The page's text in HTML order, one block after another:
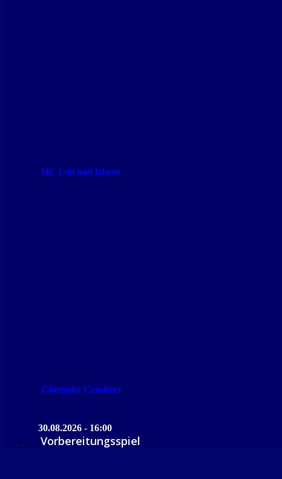
HC Ústí nad labem
Chemnitz Crashers
30.08.2026 - 16:00
Vorbereitungsspiel